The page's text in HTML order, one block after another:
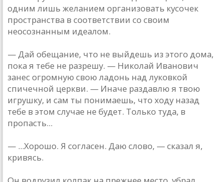
одним лишь желанием организовать кусочек
пространства в соответствии со своим
неосознанным идеалом.
— Дай обещание, что не выйдешь из этого дома,
пока я тебе не разрешу. — Николай Иванович
занес огромную свою ладонь над луковкой
спичечной церкви. — Иначе раздавлю я твою
игрушку, и сам ты понимаешь, что ходу назад
тебе в этом случае не будет. Только туда, в
пропасть...
— ...Хорошо. Я согласен. Даю слово, — сказал я,
кривясь.